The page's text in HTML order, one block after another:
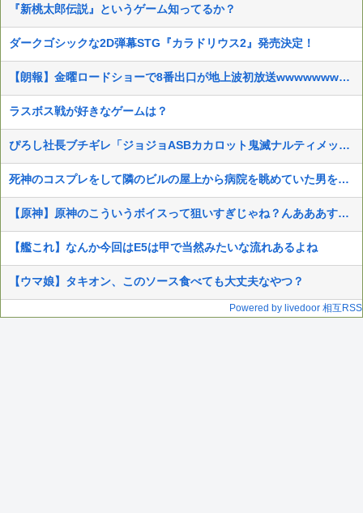
『新桃太郎伝説』というゲーム知ってるか？
ダークゴシックな2D弾幕STG『カラドリウス2』発売決定！
【朗報】金曜ロードショーで8番出口が地上波初放送wwwwwwwww
ラスボス戦が好きなゲームは？
ぴろし社長ブチギレ「ジョジョASBカカロット鬼滅ナルティメット作ったのにジャンブ公式にブロックされたんだが⁉」
死神のコスプレをして隣のビルの屋上から病院を眺めていた男を逮捕ｗｗｗ
【原神】原神のこういうボイスって狙いすぎじゃね？んあああすぐイクぅとか
【艦これ】なんか今回はE5は甲で当然みたいな流れあるよね
【ウマ娘】タキオン、このソース食べても大丈夫なやつ？
Powered by livedoor 相互RSS